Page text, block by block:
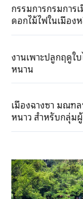
กรรมการกรมการ
ดอกไม้ไฟในเมือ
งานเพาะปลูกฤดูใ
หนาน
เมืองฉางซา มณฑ
หนาว สำหรับกลุ่ม